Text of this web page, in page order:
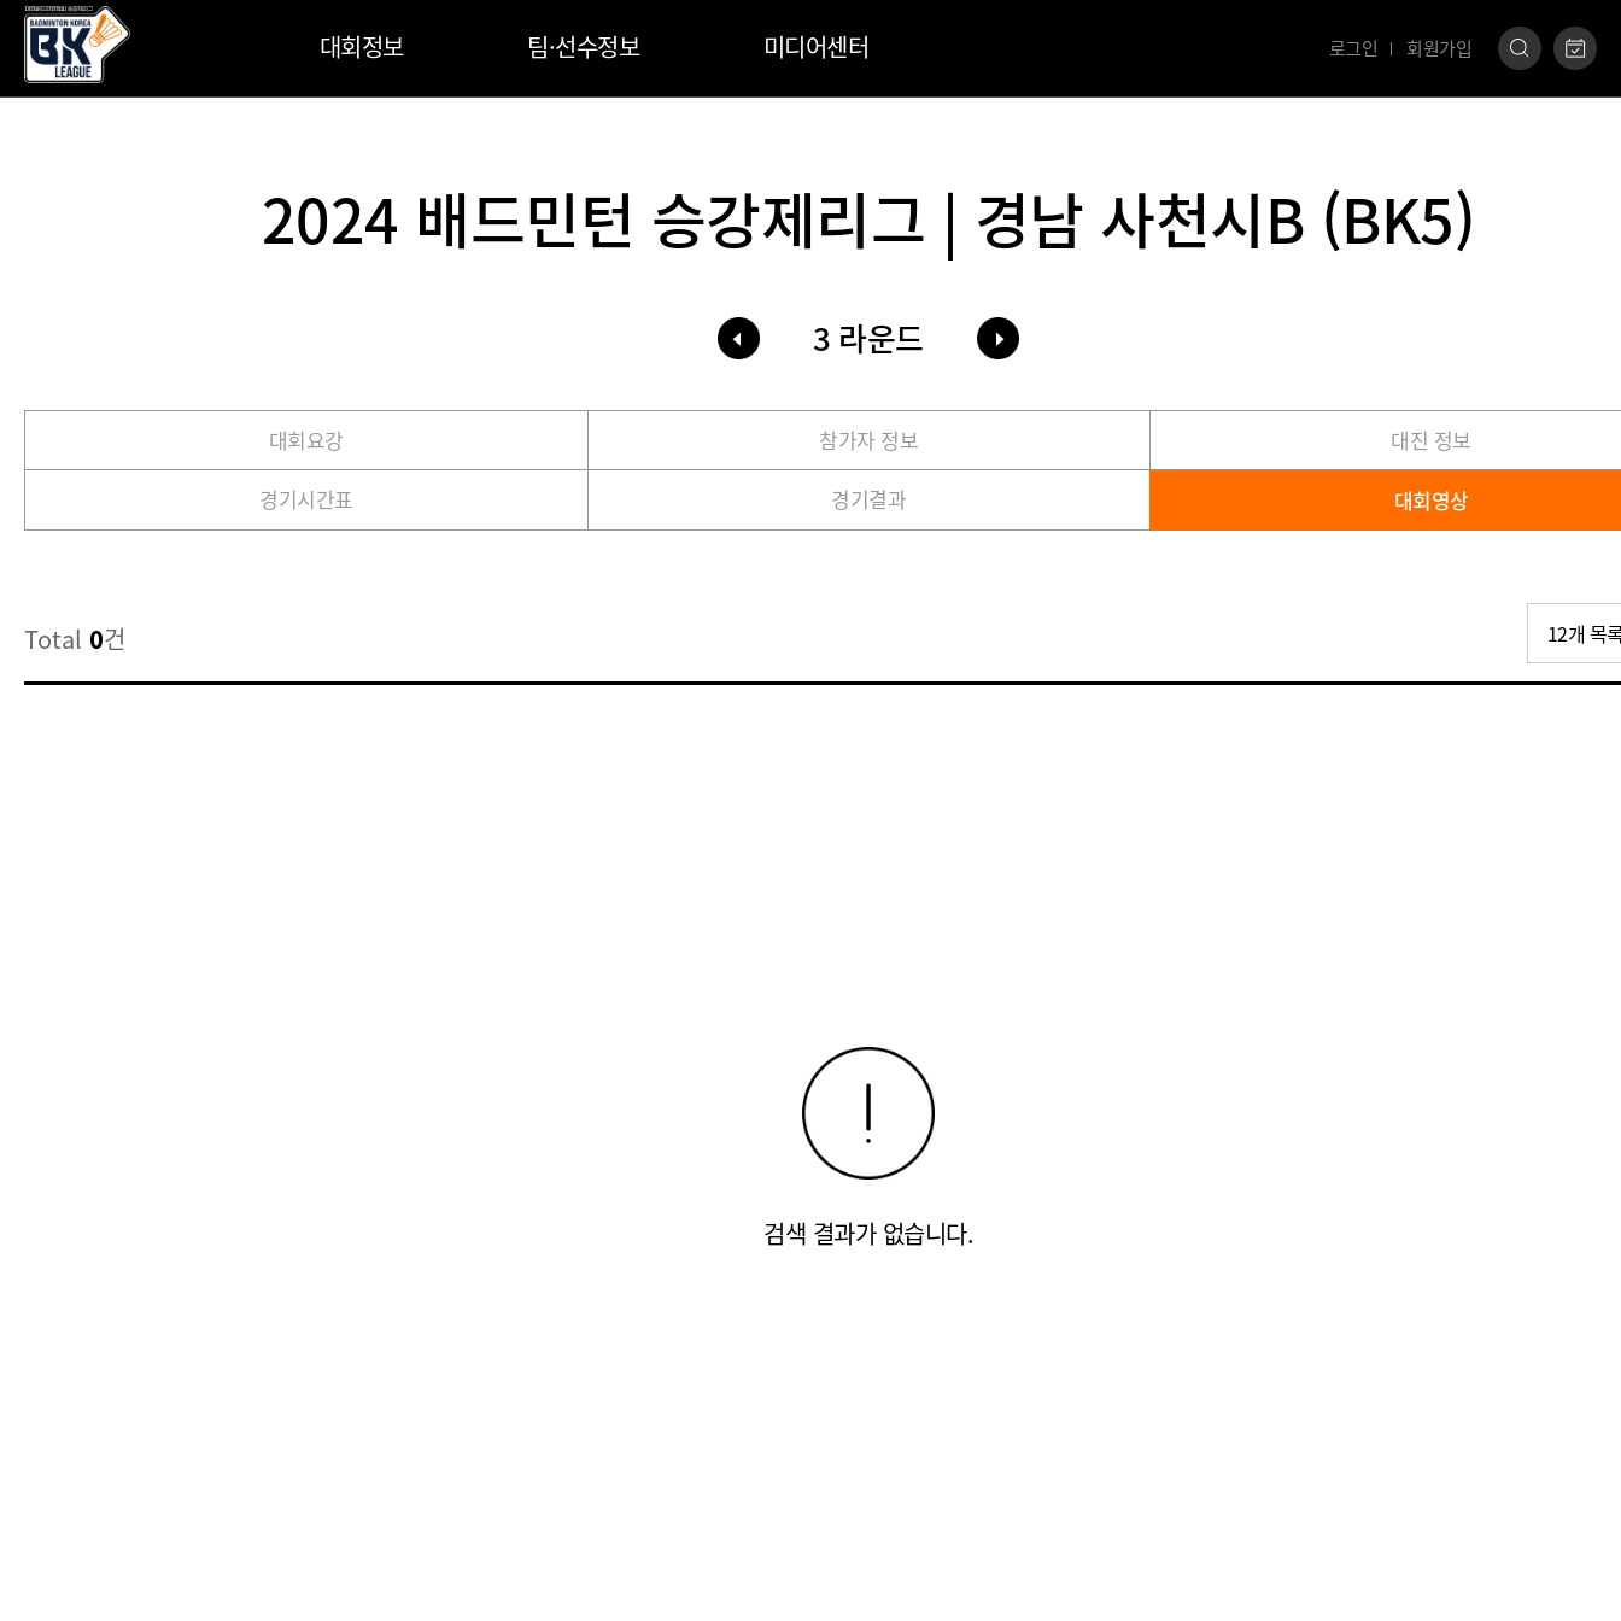
대회정보 팀·선수정보 미디어센터 로그인 회원가입
2024 배드민턴 승강제리그 | 경남 사천시B (BK5)
3 라운드
대회요강 참가자 정보
대진 정보
경기시간표
경기결과 대회영상
Total 0건 12개 목
검색 결과가 없습니다.